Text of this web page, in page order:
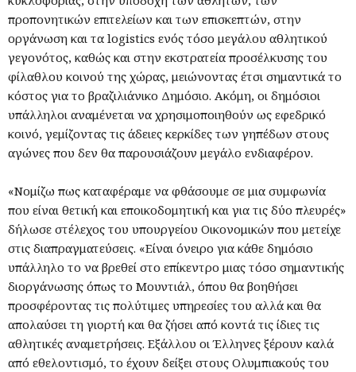
προπονητικών επιτελείων και των επισκεπτών, στην
οργάνωση και τα logistics ενός τόσο μεγάλου αθλητικού
γεγονότος, καθώς και στην εκστρατεία προσέλκυσης του
φίλαθλου κοινού της χώρας, μειώνοντας έτσι σημαντικά το
κόστος για το βραζιλιάνικο Δημόσιο. Ακόμη, οι δημόσιοι
υπάλληλοι αναμένεται να χρησιμοποιηθούν ως εφεδρικό
κοινό, γεμίζοντας τις άδειες κερκίδες των γηπέδων στους
αγώνες που δεν θα παρουσιάζουν μεγάλο ενδιαφέρον.
«Νομίζω πως καταφέραμε να φθάσουμε σε μια συμφωνία
που είναι θετική και εποικοδομητική και για τις δύο πλευρές»
δήλωσε στέλεχος του υπουργείου Οικονομικών που μετείχε
στις διαπραγματεύσεις. «Είναι όνειρο για κάθε δημόσιο
υπάλληλο το να βρεθεί στο επίκεντρο μιας τόσο σημαντικής
διοργάνωσης όπως το Μουντιάλ, όπου θα βοηθήσει
προσφέροντας τις πολύτιμες υπηρεσίες του αλλά και θα
απολαύσει τη γιορτή και θα ζήσει από κοντά τις ίδιες τις
αθλητικές αναμετρήσεις. Εξάλλου οι Έλληνες ξέρουν καλά
από εθελοντισμό, το έχουν δείξει στους Ολυμπιακούς του